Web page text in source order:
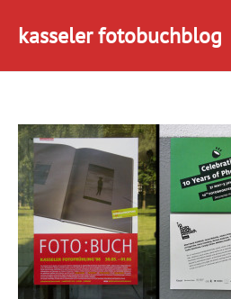
Inhaltkasseler fotobuchblog